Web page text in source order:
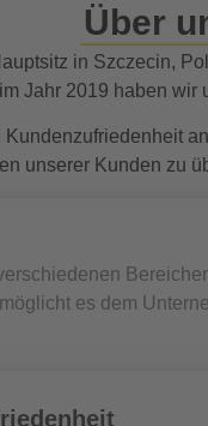
Über
in Szczecin,
Jahr 2019 haben
unserer Kunden zu
es dem